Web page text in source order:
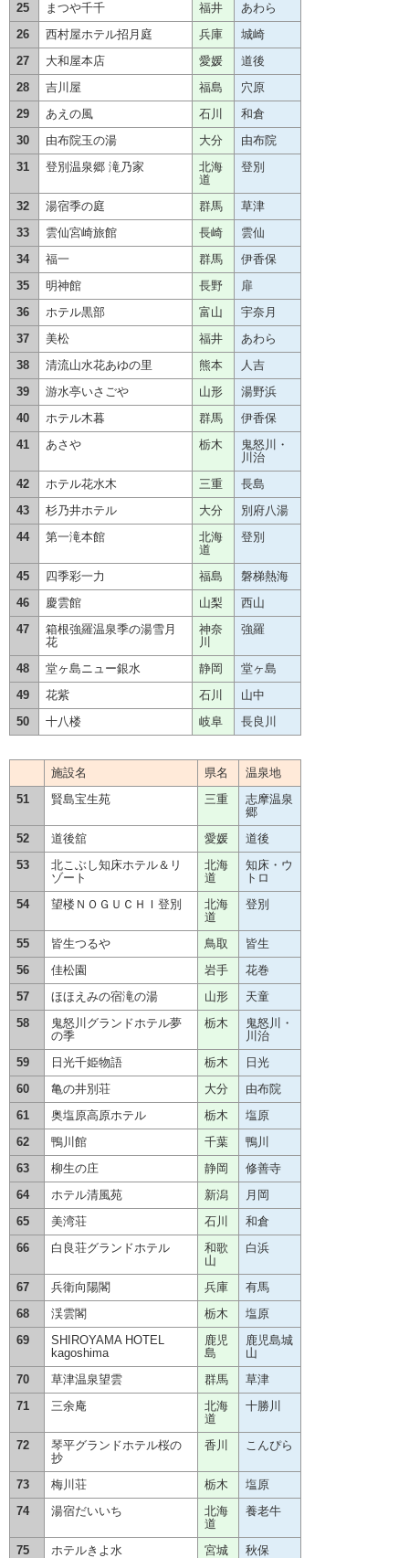
25
まつや千千 福井
あわら
26
西村屋ホテル招月庭 兵庫
城崎
27
大和屋本店 愛媛
道後
28
吉川屋 福島
穴原
29
あえの風 石川
和倉
30
由布院玉の湯 大分
由布院
31
登別温泉郷 滝乃家
北海
道
登別
32 湯宿季の庭 群馬
草津
33
雲仙宮崎旅館 長崎
雲仙
34
福一 群馬
伊香保
35
明神館 長野
扉
36
ホテル黒部 富山
宇奈月
37
美松 福井
あわら
38
清流山水花あゆの里 熊本
人吉
39
游水亭いさごや 山形
湯野浜
40
ホテル木暮 群馬
伊香保
41
あさや 栃木
鬼怒川・
川治
42
ホテル花水木 三重
長島
43
杉乃井ホテル 大分
別府八湯
44
第一滝本館
北海
道
登別
45 四季彩一力 福島
磐梯熱海
46
慶雲館 山梨
西山
47
箱根強羅温泉季の湯雪月
花
神奈
川
強羅
48 堂ヶ島ニュー銀水 静岡
堂ヶ島
49
花紫 石川
山中
50
十八楼 岐阜 長良川
施設名 県名
温泉地
51
賢島宝生苑 三重
志摩温泉
郷
52
道後舘 愛媛
道後
53
北こぶし知床ホテル＆リ
ゾート
北海
道
知床・ウ
トロ
54
望楼ＮＯＧＵＣＨＩ登別
北海
道
登別
55 皆生つるや 鳥取
皆生
56
佳松園 岩手
花巻
57
ほほえみの宿滝の湯 山形
天童
58
鬼怒川グランドホテル夢
の季
栃木
鬼怒川・
川治
59
日光千姫物語 栃木
日光
60
亀の井別荘 大分
由布院
61
奥塩原高原ホテル 栃木
塩原
62
鴨川館 千葉
鴨川
63
柳生の庄 静岡
修善寺
64
ホテル清風苑 新潟
月岡
65
美湾荘 石川
和倉
66
白良荘グランドホテル
和歌
山
白浜
67 兵衛向陽閣 兵庫
有馬
68
渓雲閣 栃木
塩原
69
SHIROYAMA HOTEL
kagoshima
鹿児
島
鹿児島城
山
70
草津温泉望雲 群馬
草津
71
三余庵
北海
道
十勝川
72
琴平グランドホテル桜の
抄
香川 こんぴら
73 梅川荘 栃木
塩原
74
湯宿だいいち
北海
道
養老牛
75 ホテルきよ水 宮城 秋保